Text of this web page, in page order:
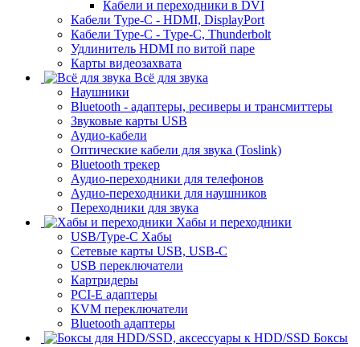
Кабели и переходники в DVI
Кабели Type-C - HDMI, DisplayPort
Кабели Type-C - Type-C, Thunderbolt
Удлинитель HDMI по витой паре
Карты видеозахвата
Всё для звука
Наушники
Bluetooth - адаптеры, ресиверы и трансмиттеры
Звуковые карты USB
Аудио-кабели
Оптические кабели для звука (Toslink)
Bluetooth трекер
Аудио-переходники для телефонов
Аудио-переходники для наушников
Переходники для звука
Хабы и переходники
USB/Type-C Хабы
Сетевые карты USB, USB-C
USB переключатели
Картридеры
PCI-E адаптеры
KVM переключатели
Bluetooth адаптеры
Боксы